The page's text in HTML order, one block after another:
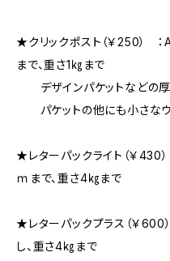
★クリックポスト（￥250）
まで、重さ1㎏まで
デザインパケットなどの
パケットの他にも小さなウ
★レターパックライト（￥430
ｍまで、重さ4㎏まで
★レターパックプラス（￥
し、重さ4㎏まで